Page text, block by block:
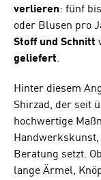
verlieren: fünf
oder Blusen pro
Stoff und Schnitt
geliefert.
Hinter diesem
Shirzad, der seit
hochwertige
Beratung setzt.
lange Ärmel,